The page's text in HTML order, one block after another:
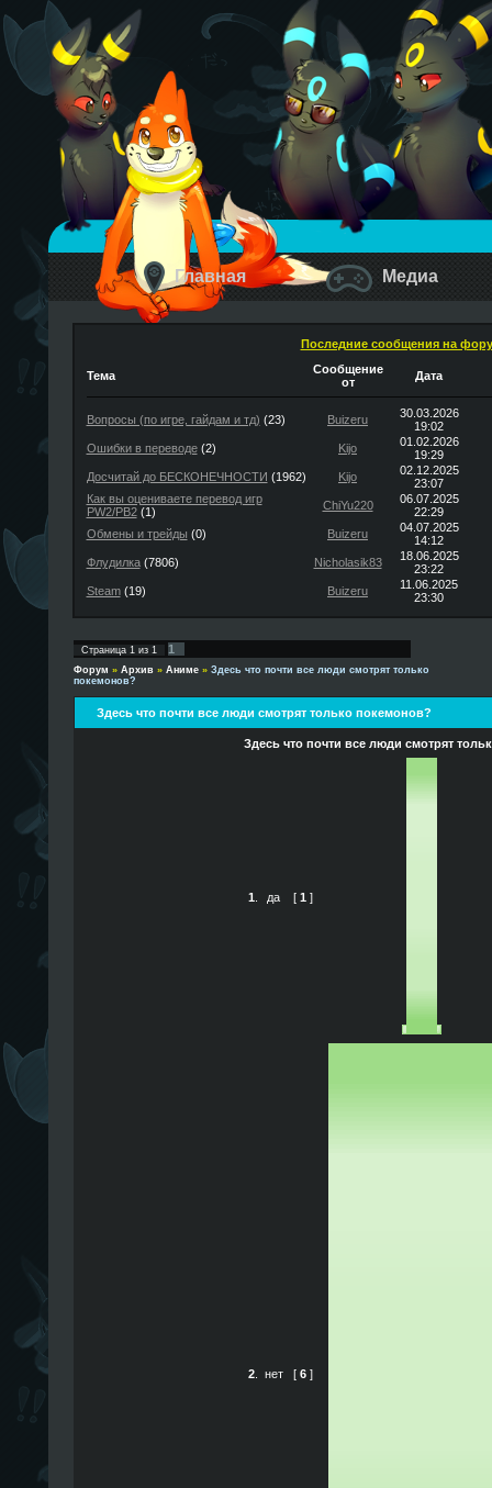
Главная Медиа
Последние сообщения на
Тема
Сообщение
от
Дата
Вопросы (по игре, гайдам и тд) (23) Buizeru
30.03.2026
19:02
Ошибки в переводе(2) Kijo
01.02.2026
19:29
Досчитай до БЕСКОНЕЧНОСТИ (1962) Kijo
02.12.2025
23:07
Как вы оцениваете перевод игр
PW2/PB2(1) ChiYu220
06.07.2025
22:29
Обмены и трейды (0) Buizeru
04.07.2025
14:12
Флудилка(7806) Nicholasik83
18.06.2025
23:22
Steam(19) Buizeru
11.06.2025
23:30
Страница 1из 1 1
Форум » Архив » Аниме » Здесь что почти все люди смотрят только
покемонов?
Здесь что почти все люди смотрят только покемонов?
Здесь что почти все люди смотрят
1 да [ 1 ]
2. нет [ 6 ]